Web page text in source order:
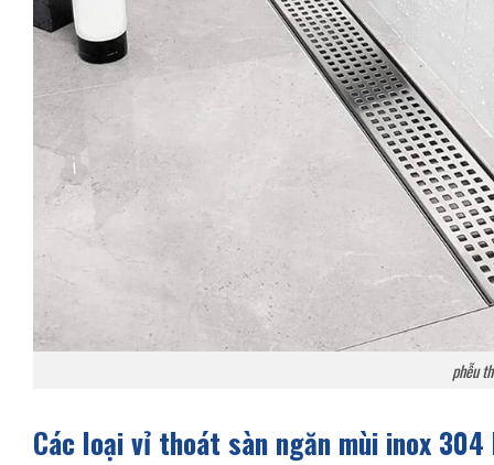
phễu
Các loại vỉ thoát sàn ngăn mùi inox 304